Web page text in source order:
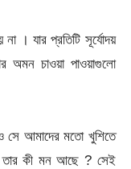
। যার প্রতিটি সূর্যোদয়
অমন চাওয়া পাওয়াগুলো
আমাদের মতো খুশিতে
তার কী মন আছে ? সেই